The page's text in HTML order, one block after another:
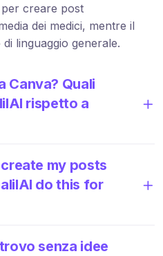
creare post
dei medici, mentre il
linguaggio generale.
Canva? Quali
rispetto a
my posts
do this for
senza idee